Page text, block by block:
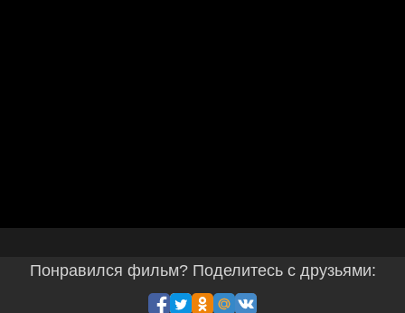
Понравился фильм? Поделитесь с друзьями: